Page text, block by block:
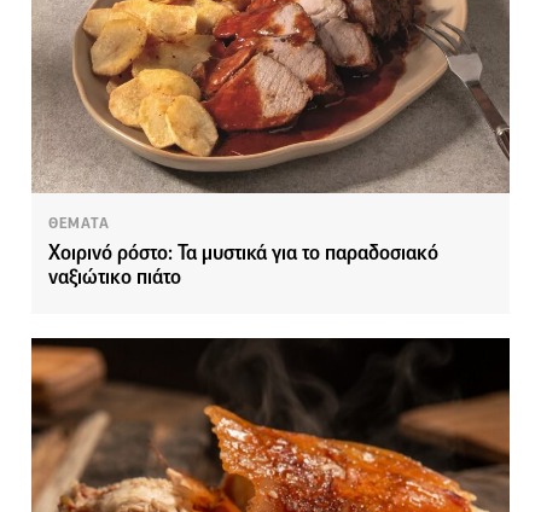
ΘΕΜΑΤΑ
Χοιρινό ρόστο: Τα μυστικά για το παραδοσιακό
ναξιώτικο πιάτο